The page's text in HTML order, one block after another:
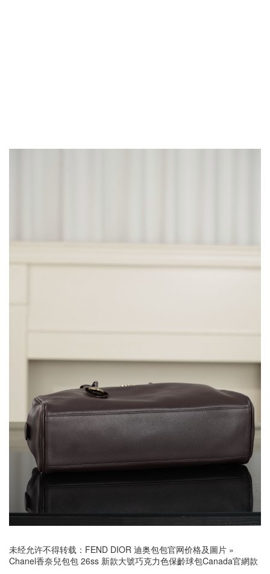
未经允许不得转载： FEND DIOR 迪奥包包官网价格及圖片 »
Chanel香奈兒包包 26ss 新款大號巧克力色保齡球包Canada官網款